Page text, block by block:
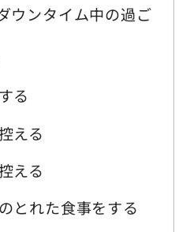
ウンタイム中の過ご
る
える
える
とれた食事をする